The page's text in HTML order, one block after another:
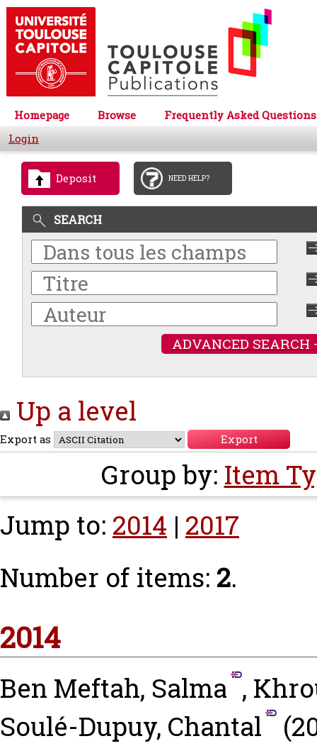
Homepage Browse
Frequently Asked Questions
Login
Deposit NEED HELP?
SEARCH
ADVANCED SEARCH
Up a level
Export as
Group by: Item
Jump to: 2014 | 2017
Number of items: 2.
2014
Ben Meftah, Salma ,
Soulé-Dupuy, Chantal